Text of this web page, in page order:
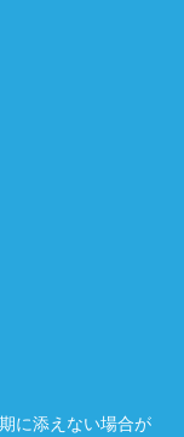
に添えない場合が